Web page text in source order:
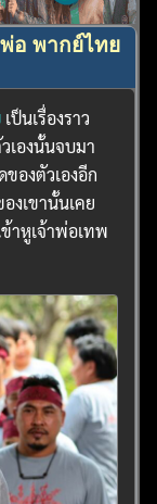
พ่อ พากย์ไทย
เป็นเรื่องราว
เองนั้นจบมา
องตัวเองอีก
งเขานั้นเคย
าหูเจ้าพ่อเทพ